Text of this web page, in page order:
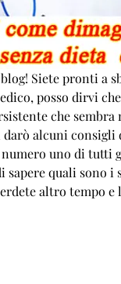
Siete pronti a
posso dirvi
che
darò alcuni
uno di tutti
sapere quali sono i
altro tempo